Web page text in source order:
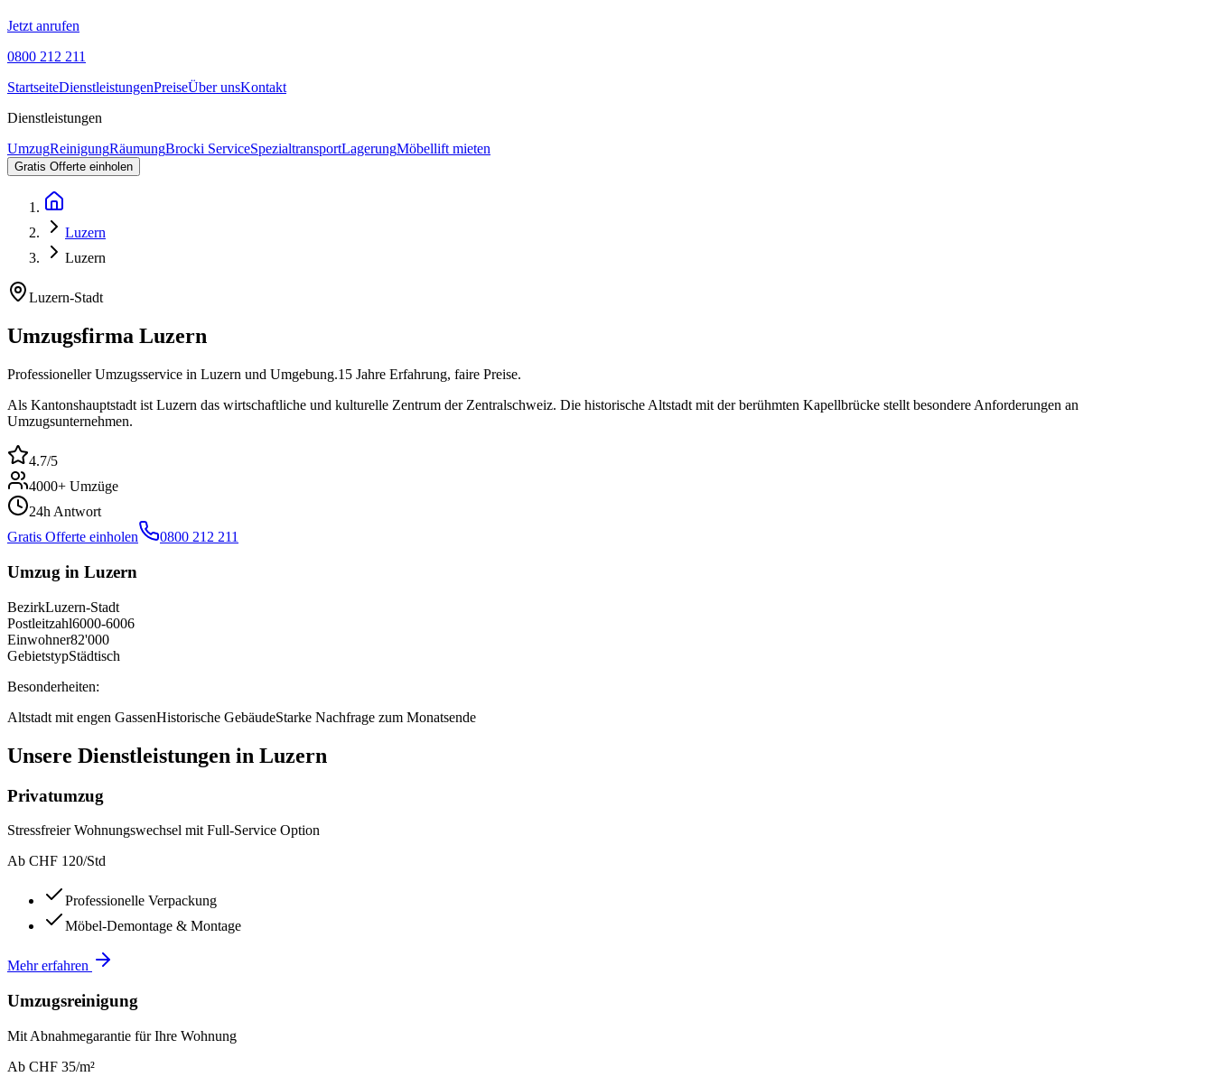
Jetzt anrufen
0800 212 211
StartseiteDienstleistungenPreiseÜber unsKontakt
Dienstleistungen
UmzugReinigungRäumungBrocki ServiceSpezialtransportLagerungMöbellift mieten
Gratis Offerte einholen
Luzern
Luzern
Luzern-Stadt
Umzugsfirma Luzern
Professioneller Umzugsservice in Luzern und Umgebung.15 Jahre Erfahrung, faire Preise.
Als Kantonshauptstadt ist Luzern das wirtschaftliche und kulturelle Zentrum der Zentralschweiz. Die historische Altstadt mit der berühmten Kapellbrücke stellt besondere Anforderungen an
Umzugsunternehmen.
4.7/5
4000+ Umzüge
24h Antwort
Gratis Offerte einholen
0800 212 211
Umzug in Luzern
BezirkLuzern-Stadt
Postleitzahl6000-6006
Einwohner82'000
GebietstypStädtisch
Besonderheiten:
Altstadt mit engen GassenHistorische GebäudeStarke Nachfrage zum Monatsende
Unsere Dienstleistungen in Luzern
Privatumzug
Stressfreier Wohnungswechsel mit Full-Service Option
Ab CHF 120/Std
Professionelle Verpackung
Möbel-Demontage & Montage
Mehr erfahren
Umzugsreinigung
Mit Abnahmegarantie für Ihre Wohnung
Ab CHF 35/m²